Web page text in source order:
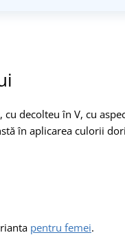
decolteu în V, cu
în aplicarea culorii
pentru femei.